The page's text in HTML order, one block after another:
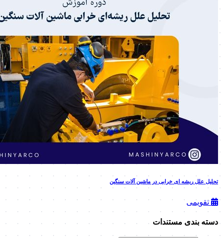
تحلیل علل ریشه ای خرابی در ماشین آلات سنگین
تقویمی
دسته بندی مستندات